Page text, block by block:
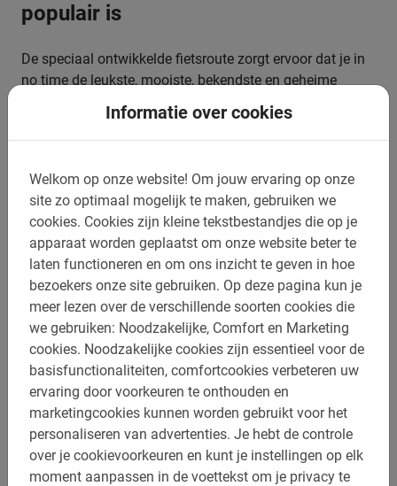
Informatie over cookies
Welkom op onze website! Om jouw ervaring op onze
site zo optimaal mogelijk te maken, gebruiken we
cookies. Cookies zijn kleine tekstbestandjes die op je
apparaat worden geplaatst om onze website beter te
laten functioneren en om ons inzicht te geven in hoe
bezoekers onze site gebruiken. Op deze pagina kun je
meer lezen over de verschillende soorten cookies die
we gebruiken: Noodzakelijke, Comfort en Marketing
cookies. Noodzakelijke cookies zijn essentieel voor de
basisfunctionaliteiten, comfortcookies verbeteren uw
ervaring door voorkeuren te onthouden en
marketingcookies kunnen worden gebruikt voor het
personaliseren van advertenties. Je hebt de controle
over je cookievoorkeuren en kunt je instellingen op elk
moment aanpassen in de voettekst om je privacy te
populair is
De speciaal ontwikkelde fietsroute zorgt ervoor dat je in
no time de leukste, mooiste, bekendste en geheime
plekjes van de stad zult ontdekken. Is dit je eerste bezoek
aan deze Spaanse stad? Dan is deze Sevilla fietstour de
beste keuze! Met deze fietsexcursie leer je de stad
Nederlandstalige gids. Zo weet je na de tour precies
waar je nog naar toe wilt de rest van je verblijf.
Reserveer jouw rondleiding door
Sevilla makkelijk online
Bespaar tijd, zie meer in no time! Leer de stad fietsend
kennen met een Nederlandse local als gids. Dus waar
wacht je nog op? Reserveer een plekje voor deze
geweldigeSevilla fietstour! Via ons boekingsmenu
maak je eenvoudig een reservering.